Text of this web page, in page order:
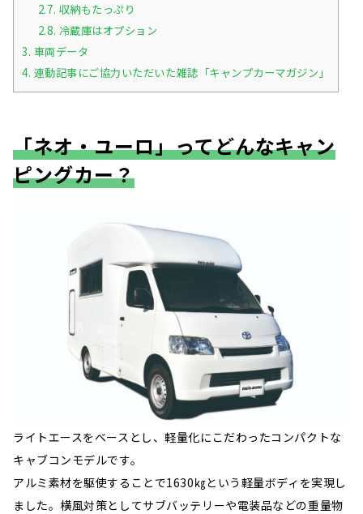
2.7. 収納もたっぷり
2.8. 冷蔵庫はオプション
3. 車両データ
4. 連動記事にご協力いただいた雑誌「キャンプカーマガジン」
「ネオ・ユーロ」ってどんなキャン
ピングカー？
ライトエースをベースとし、軽量化にこだわったコンパクトな
キャブコンモデルです。
アルミ素材を駆使することで1630㎏という軽量ボディを実現し
ました。横風対策としてサブバッテリーや電装品などの重量物